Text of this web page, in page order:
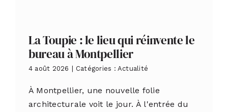
La Toupie : le lieu qui réinvente le
bureau à Montpellier
4 août 2026 Catégories : Actualité
À Montpellier, une nouvelle folie
architecturale voit le jour. À l'entrée du